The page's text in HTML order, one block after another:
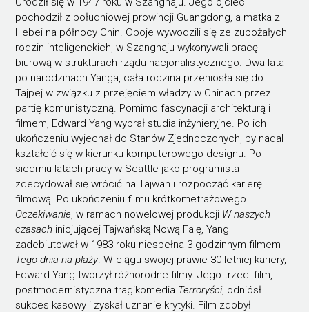
pochodził z południowej prowincji Guangdong, a matka z
Hebei na północy Chin. Oboje wywodzili się ze zubożałych
rodzin inteligenckich, w Szanghaju wykonywali pracę
biurową w strukturach rządu nacjonalistycznego. Dwa lata
po narodzinach Yanga, cała rodzina przeniosła się do
Tajpej w związku z przejęciem władzy w Chinach przez
partię komunistyczną. Pomimo fascynacji architekturą i
filmem, Edward Yang wybrał studia inżynieryjne. Po ich
ukończeniu wyjechał do Stanów Zjednoczonych, by nadal
kształcić się w kierunku komputerowego designu. Po
siedmiu latach pracy w Seattle jako programista
zdecydował się wrócić na Tajwan i rozpocząć karierę
filmową. Po ukończeniu filmu krótkometrażowego
Oczekiwanie, w ramach nowelowej produkcji W naszych
czasach inicjującej Tajwańską Nową Falę, Yang
zadebiutował w 1983 roku niespełna 3-godzinnym filmem
Tego dnia na plaży. W ciągu swojej prawie 30-letniej kariery,
Edward Yang tworzył różnorodne filmy. Jego trzeci film,
postmodernistyczna tragikomedia Terroryści, odniósł
sukces kasowy i zyskał uznanie krytyki. Film zdobył